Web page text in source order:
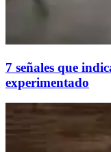
7 señales que
experimentado